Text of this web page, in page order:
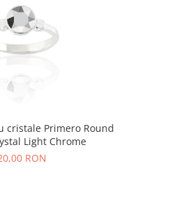
cristale Primero Round
Light Chrome
RON